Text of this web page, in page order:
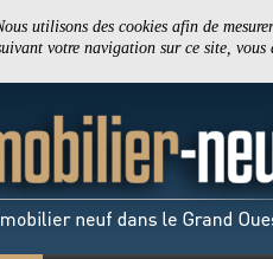
utilisons des cookies afin de
votre navigation sur ce site,